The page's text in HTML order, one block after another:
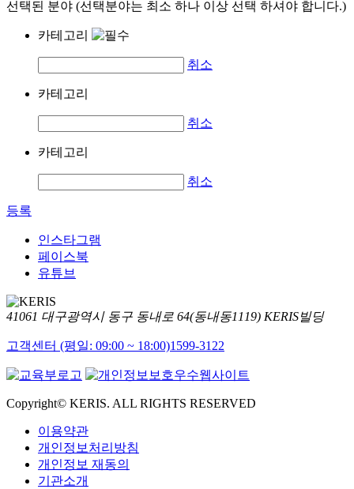
선택된 분야 (선택분야는 최소 하나 이상 선택 하셔야 합니다.)
카테고리
취소
카테고리
취소
카테고리
취소
등록
인스타그램
페이스북
유튜브
41061 대구광역시 동구 동내로 64(동내동1119) KERIS빌딩
고객센터 (평일: 09:00 ~ 18:00)1599-3122
Copyright© KERIS. ALL RIGHTS RESERVED
이용약관
개인정보처리방침
개인정보 재동의
기관소개